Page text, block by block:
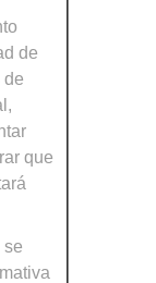
de
de
que
se